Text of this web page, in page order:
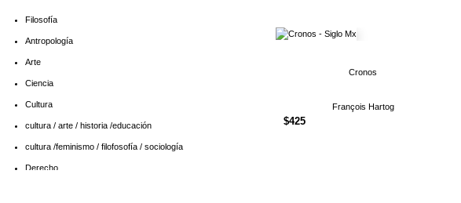
Filosofía
Antropología
Arte
Ciencia
Cultura
cultura / arte / historia /educación
cultura /feminismo / filofosofía / sociología
Derecho
Cronos
François Hartog
$425